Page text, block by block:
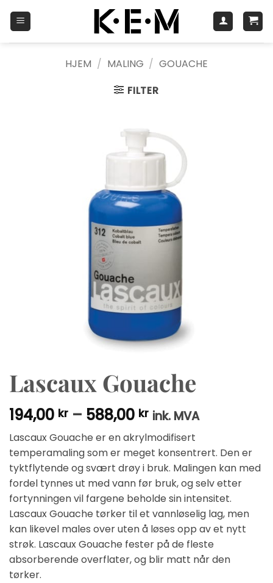
HJEM / MALING / GOUACHE
FILTER
Lascaux Gouache
194,00 kr – 588,00 krPrisområde:
194,00 kr
til
588,00 kr
ink. MVA
Lascaux Gouache er en akrylmodifisert
temperamaling som er meget konsentrert. Den er
tyktflytende og svært drøy i bruk. Malingen kan med
fordel tynnes ut med vann før bruk, og selv etter
fortynningen vil fargene beholde sin intensitet.
Lascaux Gouache tørker til et vannløselig lag, men
kan likevel males over uten å løses opp av et nytt
strøk. Lascaux Gouache fester på de fleste
absorberende overflater, og blir matt når den
tørker.